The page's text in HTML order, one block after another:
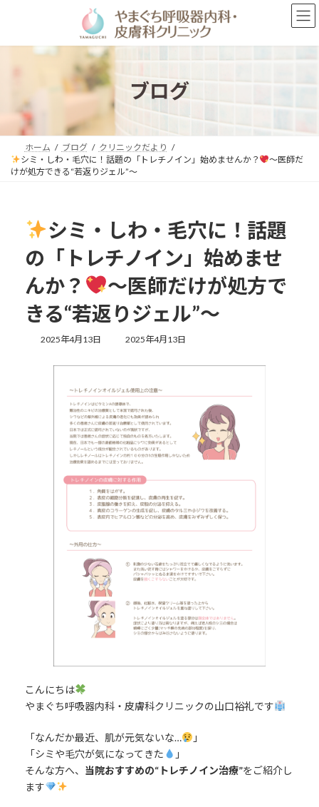
ン
プ
ー
動
ブログ
ホーム ブログ
クリニックだより
シミ・しわ・毛穴に！話題の「トレチノイン」始めませんか？
〜医師だ
けが処方できる“若返りジェル”〜
シミ・しわ・毛穴に！話題
の「トレチノイン」始めませ
んか？
〜医師だけが処方で
きる“若返りジェル”〜
2025年4月13日
最
更
日
時
:
2025年4月13日
こんにちは
やまぐち呼吸器内科・皮膚科クリニックの山口裕礼です
「なんだか最近、肌が元気ないな…
」
「シミや毛穴が気になってきた
」
そんな方へ、 当院おすすめの“トレチノイン治療”をご紹介し
ます